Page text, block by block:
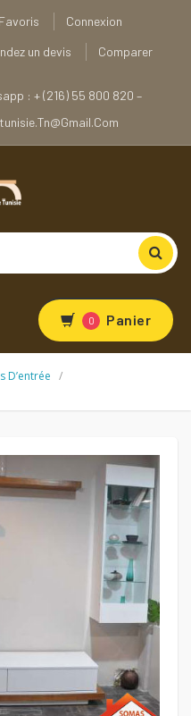
Favoris
Connexion
un devis Comparer
: + (216) 55 800 820 –
0 Panier
D’entrée